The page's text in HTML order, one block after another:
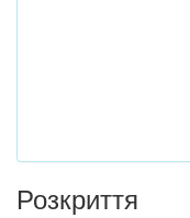
Розкриття